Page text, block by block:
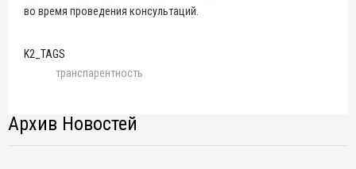
во время проведения консультаций.
K2_TAGS
транспарентность
Архив Новостей